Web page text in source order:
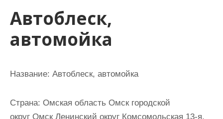
Автоблеск,
автомойка
Название: Автоблеск, автомойка
Страна: Омская область Омск городской
округ Омск Ленинский округ Комсомольская 13-я,